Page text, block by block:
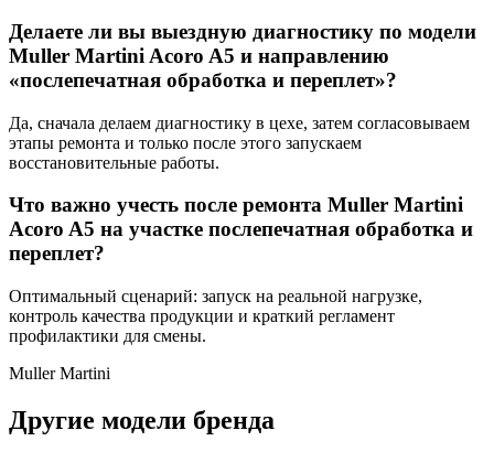
Делаете ли вы выездную диагностику по модели
Muller Martini Acoro A5 и направлению
«послепечатная обработка и переплет»?
Да, сначала делаем диагностику в цехе, затем согласовываем
этапы ремонта и только после этого запускаем
восстановительные работы.
Что важно учесть после ремонта Muller Martini
Acoro A5 на участке послепечатная обработка и
переплет?
Оптимальный сценарий: запуск на реальной нагрузке,
контроль качества продукции и краткий регламент
профилактики для смены.
Muller Martini
Другие модели бренда